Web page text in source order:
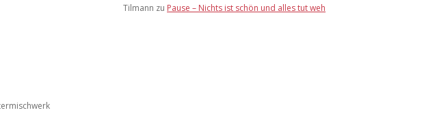
Tilmann zu Pause – Nichts ist schön und alles tut weh